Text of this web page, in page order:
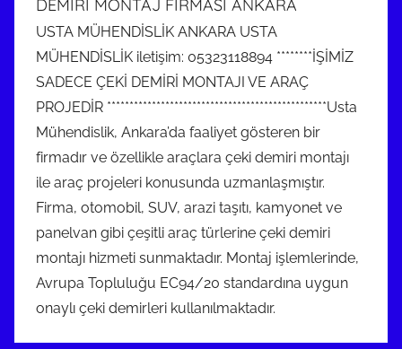
DEMİRİ MONTAJ FİRMASI ANKARA
USTA MÜHENDİSLİK ANKARA USTA
MÜHENDİSLİK iletişim: 05323118894 ********İŞİMİZ
SADECE ÇEKİ DEMİRİ MONTAJI VE ARAÇ
PROJEDİR *************************************************Usta
Mühendislik, Ankara’da faaliyet gösteren bir
firmadır ve özellikle araçlara çeki demiri montajı
ile araç projeleri konusunda uzmanlaşmıştır.
Firma, otomobil, SUV, arazi taşıtı, kamyonet ve
panelvan gibi çeşitli araç türlerine çeki demiri
montajı hizmeti sunmaktadır. Montaj işlemlerinde,
Avrupa Topluluğu EC94/20 standardına uygun
onaylı çeki demirleri kullanılmaktadır.